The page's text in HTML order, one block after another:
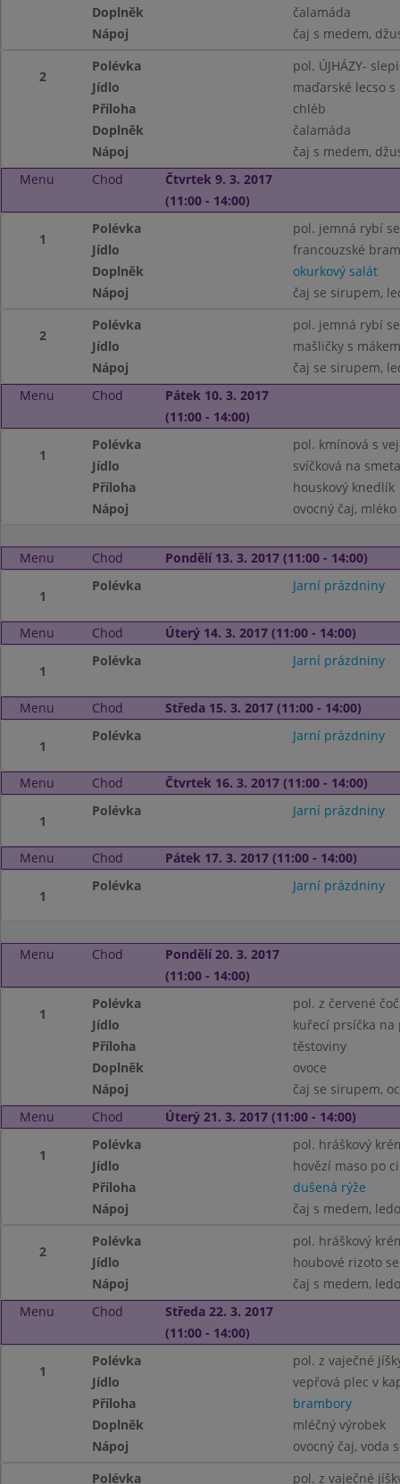
Doplněk
čalamáda
Nápoj
čaj s medem,
2
Polévka
pol. ÚJHÁZY-
Jídlo
maďarské lecso
Příloha
chléb
Doplněk
čalamáda
Nápoj
čaj s medem,
Menu
Chod
Čtvrtek 9. 3. 2017
(11:00 - 14:00)
1
Polévka
pol. jemná rybí
Jídlo
francouzské
Doplněk
okurkový salát
Nápoj
čaj se sirupem,
2
Polévka
pol. jemná rybí
Jídlo
mašličky s
Nápoj
čaj se sirupem,
Menu
Chod
Pátek 10. 3. 2017
(11:00 - 14:00)
1
Polévka
pol. kmínová s
Jídlo
svíčková na
Příloha
houskový knedlík
Nápoj
ovocný čaj, mléko
Menu Chod Pondělí 13. 3. 2017 (11:00 - 14:00)
1
Polévka Jarní prázdniny
Menu Chod Úterý 14. 3. 2017 (11:00 - 14:00)
1
Polévka Jarní prázdniny
Menu Chod Středa 15. 3. 2017 (11:00 - 14:00)
1
Polévka Jarní prázdniny
Menu Chod Čtvrtek 16. 3. 2017 (11:00 - 14:00)
1
Polévka Jarní prázdniny
Menu Chod Pátek 17. 3. 2017 (11:00 - 14:00)
1
Polévka Jarní prázdniny
Menu Chod
Pondělí 20. 3. 2017
(11:00 - 14:00)
1
Polévka
pol. z červené
Jídlo
kuřecí prsíčka na
Příloha
těstoviny
Doplněk
ovoce
Nápoj
čaj se sirupem,
Menu
Chod Úterý 21. 3. 2017 (11:00 - 14:00)
1
Polévka
pol. hráškový
Jídlo
hovězí maso po
Příloha
dušená rýže
Nápoj
čaj s medem,
2
Polévka
pol. hráškový
Jídlo
houbové rizoto
Nápoj
čaj s medem,
Menu
Chod
Středa 22. 3. 2017
(11:00 - 14:00)
1
Polévka
pol. z vaječné
Jídlo
vepřová plec v
Příloha
brambory
Doplněk
mléčný výrobek
Nápoj
ovocný čaj, voda
Polévka pol. z vaječné